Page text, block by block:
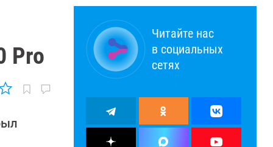
Pro
Читайте нас
в социальных
сетях